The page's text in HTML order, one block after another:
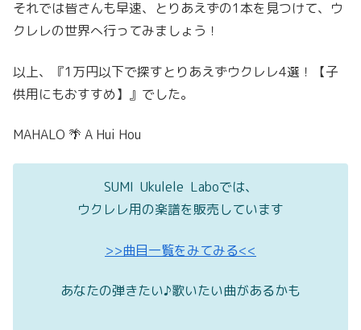
それでは皆さんも早速、とりあえずの1本を見つけて、ウ
クレレの世界へ行ってみましょう！
以上、『1万円以下で探すとりあえずウクレレ4選！【子
供用にもおすすめ】』でした。
MAHALO 🌴 A Hui Hou
SUMI Ukulele Laboでは、
ウクレレ用の楽譜を販売しています
>>曲目一覧をみてみる<<
あなたの弾きたい♪歌いたい曲があるかも